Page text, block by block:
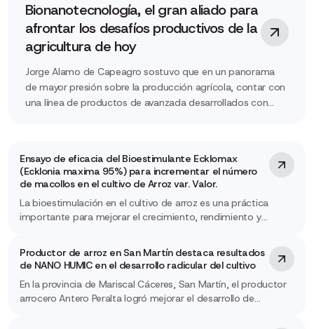
Bionanotecnología, el gran aliado para
afrontar los desafíos productivos de la
agricultura de hoy
Jorge Alamo de Capeagro sostuvo que en un panorama
de mayor presión sobre la producción agrícola, contar con
una línea de productos de avanzada desarrollados con
Ensayo de eficacia del Bioestimulante Ecklomax
(Ecklonia maxima 95%) para incrementar el número
de macollos en el cultivo de Arroz var. Valor.
La bioestimulación en el cultivo de arroz es una práctica
importante para mejorar el crecimiento, rendimiento y
Productor de arroz en San Martín destaca resultados
de NANO HUMIC en el desarrollo radicular del cultivo
En la provincia de Mariscal Cáceres, San Martín, el productor
arrocero Antero Peralta logró mejorar el desarrollo de…